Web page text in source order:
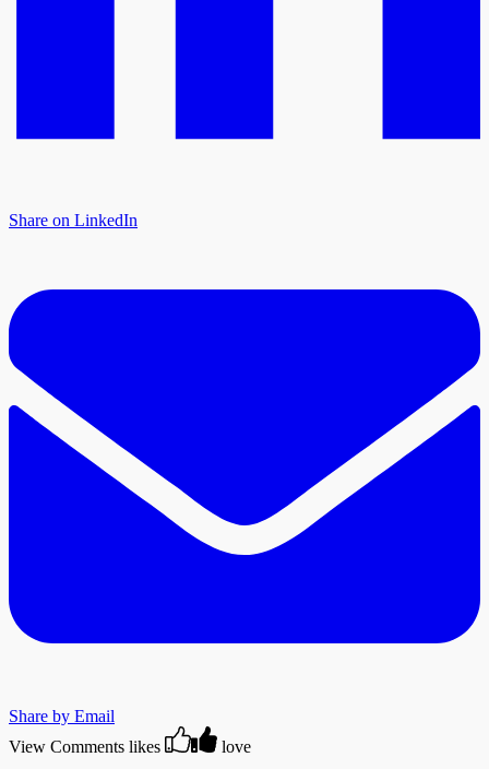
Share on LinkedIn
Share by Email
View Comments likes love